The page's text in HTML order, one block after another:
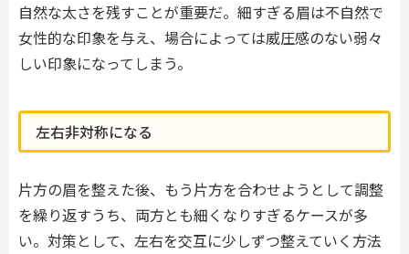
自然な太さを残すことが重要だ。細すぎる眉は不自然で
女性的な印象を与え、場合によっては威圧感のない弱々
しい印象になってしまう。
左右非対称になる
片方の眉を整えた後、もう片方を合わせようとして調整
を繰り返すうち、両方とも細くなりすぎるケースが多
い。対策として、左右を交互に少しずつ整えていく方法